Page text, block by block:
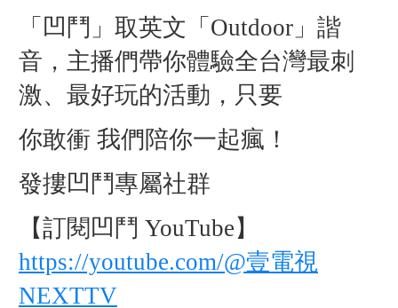
「凹鬥」取英文「Outdoor」諧
音，主播們帶你體驗全台灣最刺
激、最好玩的活動，只要
你敢衝 我們陪你一起瘋！
發摟凹鬥專屬社群
【訂閱凹鬥 YouTube】
https://youtube.com/@壹電視
NEXTTV